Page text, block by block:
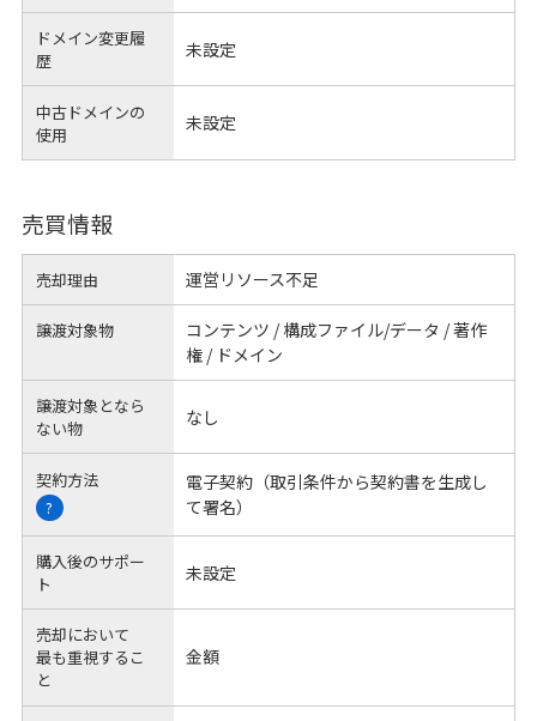
ドメイン変更履
歴
未設定
中古ドメインの
使用
未設定
売買情報
売却理由 運営リソース不足
譲渡対象物
コンテンツ / 構成ファイル/データ / 著作
権 / ドメイン
譲渡対象となら
ない物
なし
契約方法
?
電子契約（取引条件から契約書を生成し
て署名）
購入後のサポー
ト
未設定
売却において
最も重視するこ
と
金額